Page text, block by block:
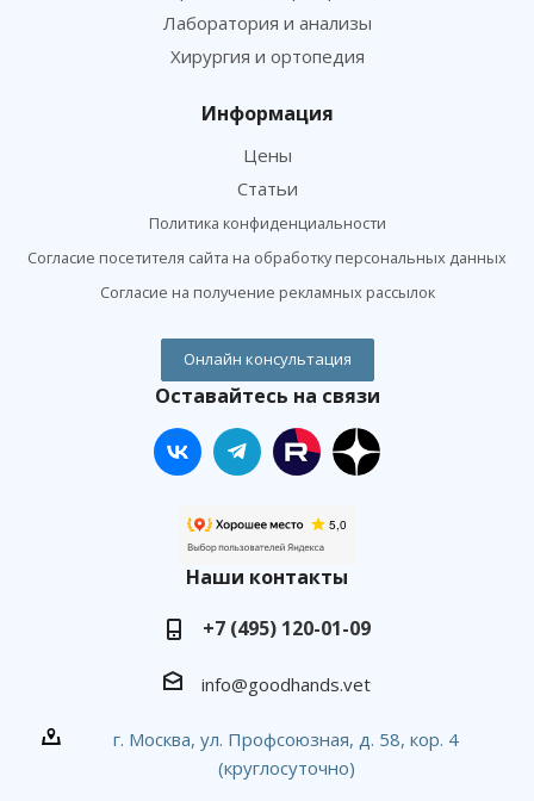
Лаборатория и анализы
Хирургия и ортопедия
Информация
Цены
Статьи
Политика конфиденциальности
Согласие посетителя сайта на обработку персональных данных
Согласие на получение рекламных рассылок
Онлайн консультация
Оставайтесь на связи
Наши контакты
+7 (495) 120-01-09
info@goodhands.vet
г. Москва, ул. Профсоюзная, д. 58, кор. 4
(круглосуточно)